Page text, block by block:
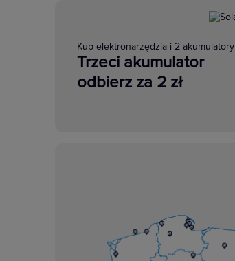
Kup elektronarzędzia i 2 akumulatory
Trzeci akumulator
odbierz za 2 zł